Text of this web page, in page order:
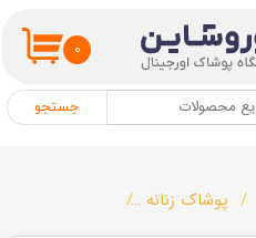
۰
جستجو
پوشاک زنانه